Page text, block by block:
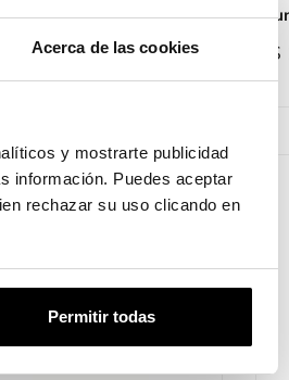
Acerca de las cookies
y mostrarte publicidad
información. Puedes aceptar
rechazar su uso clicando en
Permitir todas
Vista rápida
Libro Suave Para